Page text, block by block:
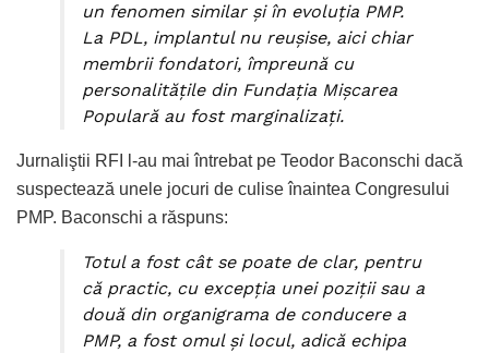
un fenomen similar şi în evoluţia PMP.
La PDL, implantul nu reuşise, aici chiar
membrii fondatori, împreună cu
personalităţile din Fundaţia Mişcarea
Populară au fost marginalizaţi.
Jurnaliştii RFI l-au mai întrebat pe Teodor Baconschi dacă
suspectează unele jocuri de culise înaintea Congresului
PMP. Baconschi a răspuns:
Totul a fost cât se poate de clar, pentru
că practic, cu excepţia unei poziţii sau a
două din organigrama de conducere a
PMP, a fost omul şi locul, adică echipa